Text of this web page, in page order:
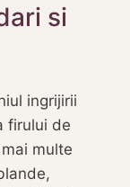
si
ingrijirii
firului de
multe